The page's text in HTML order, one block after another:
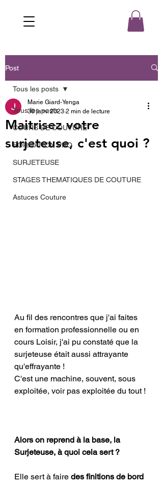
Post
Tous les posts
COURS DE COUTURE
FORMATION PRO
SURJETEUSE
STAGES THEMATIQUES DE COUTURE
Astuces Couture
Tous les posts
Maitrisez votre
surjeteuse, c'est quoi ?
Marie Giard-Yenga
30 janv. 2023 2 min de lecture
Au fil des rencontres que j'ai faites
en formation professionnelle ou en
cours Loisir, j'ai pu constaté que la
surjeteuse était aussi attrayante
qu'effrayante !
C'est une machine, souvent, sous
exploitée, voir pas exploitée du tout !
Alors on reprend à la base, la
Surjeteuse, à quoi cela sert ?
Elle sert à faire des finitions de bord